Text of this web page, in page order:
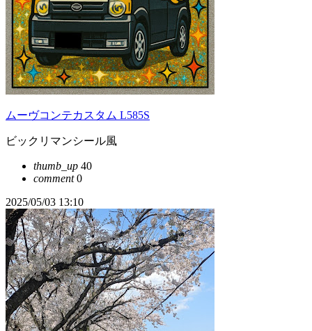
ムーヴコンテカスタム L585S
ビックリマンシール風
thumb_up 40
comment0
2025/05/03 13:10